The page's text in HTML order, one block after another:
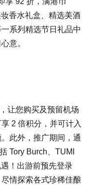
香水礼盒、精选美酒
系列精选节日礼品中
意。
让您购买及预留机场
2 倍积分，并可计入
此外，推广期间，通
Tory Burch、TUMI
！出游前预先登录
情探索各式珍稀佳酿